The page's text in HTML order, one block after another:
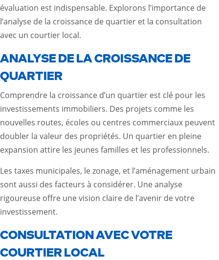
évaluation est indispensable. Explorons l’importance de
l’analyse de la croissance de quartier et la consultation
avec un courtier local.
ANALYSE DE LA CROISSANCE DE
QUARTIER
Comprendre la croissance d’un quartier est clé pour les
investissements immobiliers. Des projets comme les
nouvelles routes, écoles ou centres commerciaux peuvent
doubler la valeur des propriétés. Un quartier en pleine
expansion attire les jeunes familles et les professionnels.
Les taxes municipales, le zonage, et l’aménagement urbain
sont aussi des facteurs à considérer. Une analyse
rigoureuse offre une vision claire de l’avenir de votre
investissement.
CONSULTATION AVEC VOTRE
COURTIER LOCAL